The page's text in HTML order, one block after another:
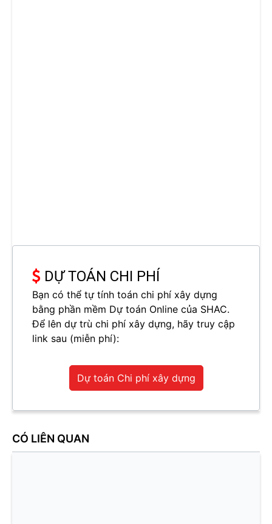
DỰ TOÁN CHI PHÍ
Bạn có thể tự tính toán chi phí xây dựng
bằng phần mềm Dự toán Online của SHAC.
Để lên dự trù chi phí xây dựng, hãy truy cập
link sau (miễn phí):
Dự toán Chi phí xây dựng
CÓ LIÊN QUAN